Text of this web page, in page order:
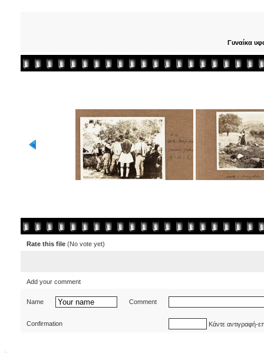
Γυναίκα
Rate this file (No vote yet)
Add your comment
Name Comment
Confirmation Κάντε αντιγραφή-